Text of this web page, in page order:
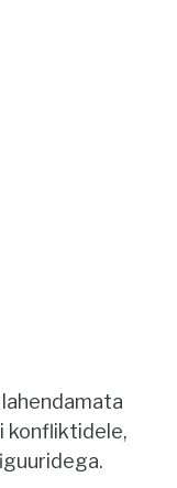
konfliktidele,